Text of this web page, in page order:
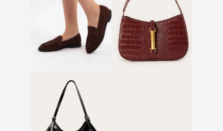
Mocassim pespontado
marrom escuro